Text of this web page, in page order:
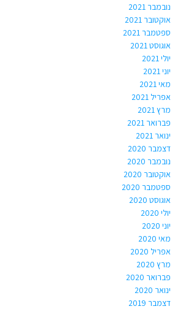
נובמבר 2021
אוקטובר 2021
ספטמבר 2021
אוגוסט 2021
יולי 2021
יוני 2021
מאי 2021
אפריל 2021
מרץ 2021
פברואר 2021
ינואר 2021
דצמבר 2020
נובמבר 2020
אוקטובר 2020
ספטמבר 2020
אוגוסט 2020
יולי 2020
יוני 2020
מאי 2020
אפריל 2020
מרץ 2020
פברואר 2020
ינואר 2020
דצמבר 2019